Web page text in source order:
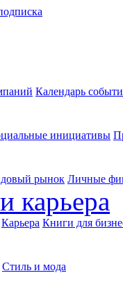
Календарь
инициативы
рынок Личные
карьера
Карьера Книги для
Стиль и мода